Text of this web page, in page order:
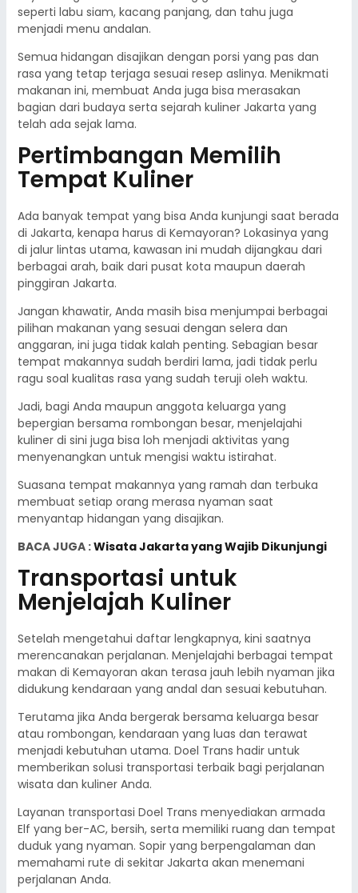
seperti labu siam, kacang panjang, dan tahu juga
menjadi menu andalan.
Semua hidangan disajikan dengan porsi yang pas dan
rasa yang tetap terjaga sesuai resep aslinya. Menikmati
makanan ini, membuat Anda juga bisa merasakan
bagian dari budaya serta sejarah kuliner Jakarta yang
telah ada sejak lama.
Pertimbangan Memilih
Tempat Kuliner
Ada banyak tempat yang bisa Anda kunjungi saat berada
di Jakarta, kenapa harus di Kemayoran? Lokasinya yang
di jalur lintas utama, kawasan ini mudah dijangkau dari
berbagai arah, baik dari pusat kota maupun daerah
pinggiran Jakarta.
Jangan khawatir, Anda masih bisa menjumpai berbagai
pilihan makanan yang sesuai dengan selera dan
anggaran, ini juga tidak kalah penting. Sebagian besar
tempat makannya sudah berdiri lama, jadi tidak perlu
ragu soal kualitas rasa yang sudah teruji oleh waktu.
Jadi, bagi Anda maupun anggota keluarga yang
bepergian bersama rombongan besar, menjelajahi
kuliner di sini juga bisa loh menjadi aktivitas yang
menyenangkan untuk mengisi waktu istirahat.
Suasana tempat makannya yang ramah dan terbuka
membuat setiap orang merasa nyaman saat
menyantap hidangan yang disajikan.
BACA JUGA :Wisata Jakarta yang Wajib Dikunjungi
Transportasi untuk
Menjelajah Kuliner
Setelah mengetahui daftar lengkapnya, kini saatnya
merencanakan perjalanan. Menjelajahi berbagai tempat
makan di Kemayoran akan terasa jauh lebih nyaman jika
didukung kendaraan yang andal dan sesuai kebutuhan.
Terutama jika Anda bergerak bersama keluarga besar
atau rombongan, kendaraan yang luas dan terawat
menjadi kebutuhan utama. Doel Trans hadir untuk
memberikan solusi transportasi terbaik bagi perjalanan
wisata dan kuliner Anda.
Layanan transportasi Doel Trans menyediakan armada
Elf yang ber-AC, bersih, serta memiliki ruang dan tempat
duduk yang nyaman. Sopir yang berpengalaman dan
memahami rute di sekitar Jakarta akan menemani
perjalanan Anda.